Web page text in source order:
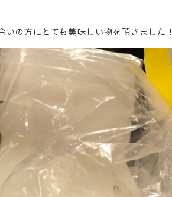
いの方にとても美味しい物を頂きました！